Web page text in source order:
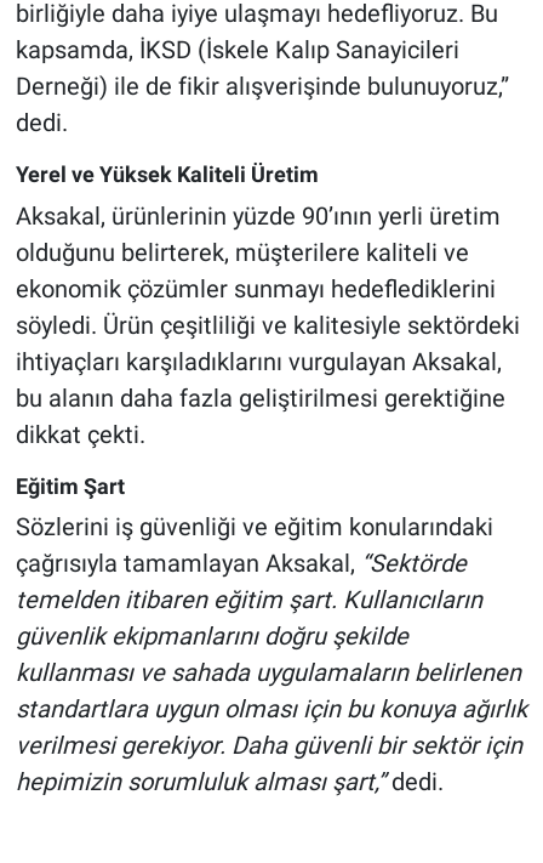
birliğiyle daha iyiye ulaşmayı hedefliyoruz. Bu
kapsamda, İKSD (İskele Kalıp Sanayicileri
Derneği) ile de fikir alışverişinde bulunuyoruz,”
dedi.
Yerel ve Yüksek Kaliteli Üretim
Aksakal, ürünlerinin yüzde 90’ının yerli üretim
olduğunu belirterek, müşterilere kaliteli ve
ekonomik çözümler sunmayı hedeflediklerini
söyledi. Ürün çeşitliliği ve kalitesiyle sektördeki
ihtiyaçları karşıladıklarını vurgulayan Aksakal,
bu alanın daha fazla geliştirilmesi gerektiğine
dikkat çekti.
Eğitim Şart
Sözlerini iş güvenliği ve eğitim konularındaki
çağrısıyla tamamlayan Aksakal, “Sektörde
temelden itibaren eğitim şart. Kullanıcıların
güvenlik ekipmanlarını doğru şekilde
kullanması ve sahada uygulamaların belirlenen
standartlara uygun olması için bu konuya ağırlık
verilmesi gerekiyor. Daha güvenli bir sektör için
hepimizin sorumluluk alması şart,”dedi.